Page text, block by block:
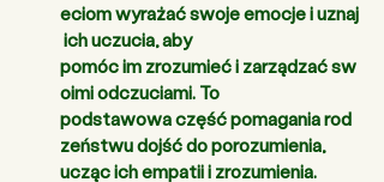
eciom wyrażać swoje emocje i uznaj
ich uczucia, aby
pomóc im zrozumieć i zarządzać sw
oimi odczuciami. To
podstawowa część pomagania rod
zeństwu dojść do porozumienia,
ucząc ich empatii i zrozumienia.